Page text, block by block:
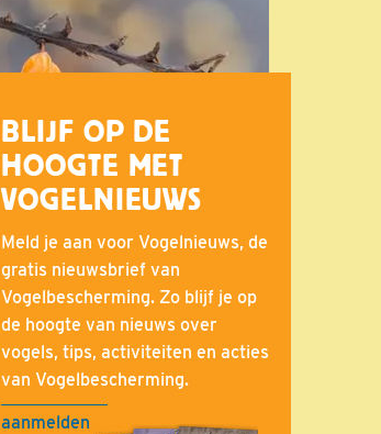
BLIJF OP DE
HOOGTE MET
VOGELNIEUWS
Meld je aan voor Vogelnieuws, de
gratis nieuwsbrief van
Vogelbescherming. Zo blijf je op
de hoogte van nieuws over
vogels, tips, activiteiten en acties
van Vogelbescherming.
aanmelden